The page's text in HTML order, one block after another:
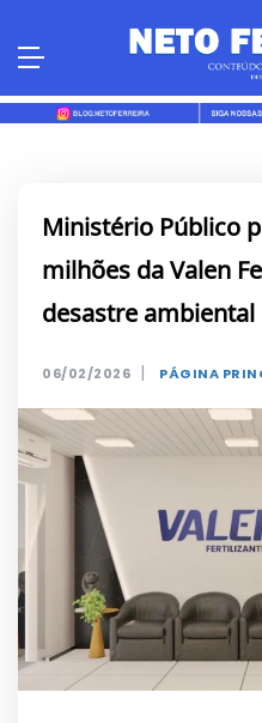
Ministério Público
milhões da Valen
desastre ambiental
06/02/2026 | PÁGINA